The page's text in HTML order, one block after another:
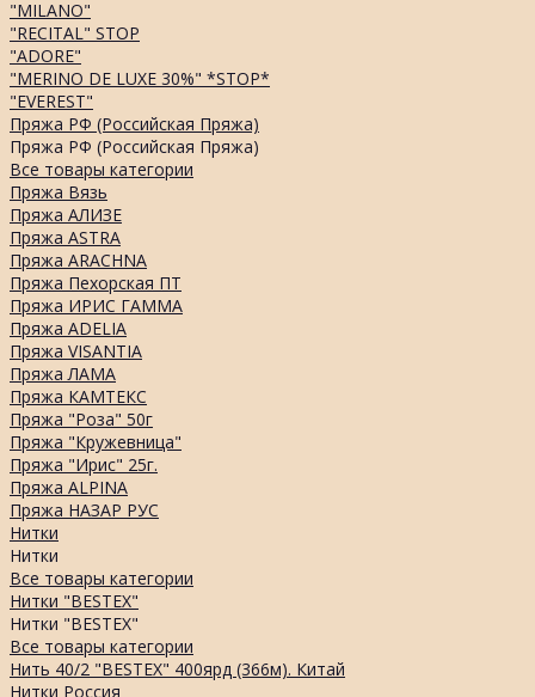
"MILANO"
"RECITAL" STOP
"ADORE"
"MERINO DE LUXE 30%" *STOP*
"EVEREST"
Пряжа РФ (Российская Пряжа)
Пряжа РФ (Российская Пряжа)
Все товары категории
Пряжа Вязь
Пряжа АЛИЗЕ
Пряжа ASTRA
Пряжа ARACHNA
Пряжа Пехорская ПТ
Пряжа ИРИС ГАММА
Пряжа ADELIA
Пряжа VISANTIA
Пряжа ЛАМА
Пряжа КАМТЕКС
Пряжа "Роза" 50г
Пряжа "Кружевница"
Пряжа "Ирис" 25г.
Пряжа ALPINA
Пряжа НАЗАР РУС
Нитки
Нитки
Все товары категории
Нитки "BESTEX"
Нитки "BESTEX"
Все товары категории
Нить 40/2 "BESTEX" 400ярд (366м). Китай
Нитки Россия